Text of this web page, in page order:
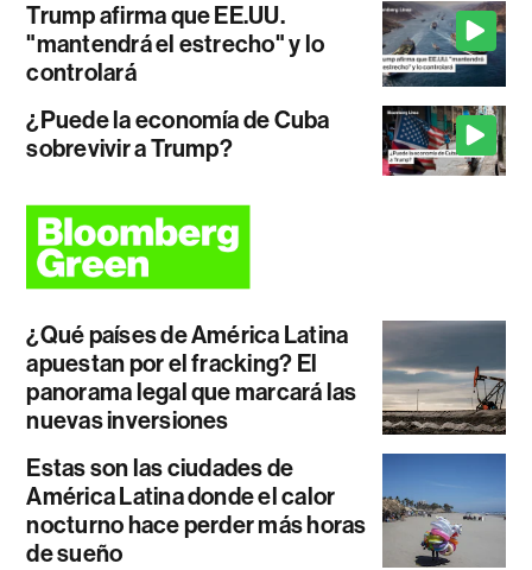
Trump afirma que EE.UU.
"mantendrá el estrecho" y lo
controlará
¿Puede la economía de Cuba
sobrevivir a Trump?
¿Qué países de América Latina
apuestan por el fracking? El
panorama legal que marcará las
nuevas inversiones
Estas son las ciudades de
América Latina donde el calor
nocturno hace perder más horas
de sueño